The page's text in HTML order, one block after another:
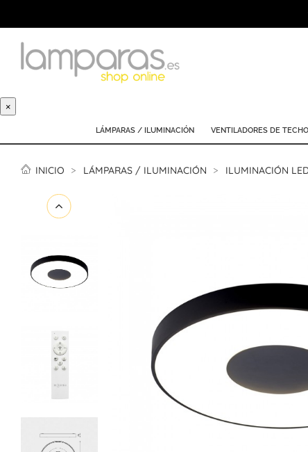
×
LÁMPARAS / ILUMINACIÓN VENTILADORES DE TECHO
INICIO LÁMPARAS / ILUMINACIÓN ILUMINACIÓN